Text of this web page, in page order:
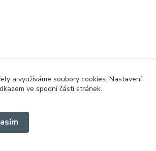
a využíváme soubory cookies. Nastavení
ve spodní části stránek.